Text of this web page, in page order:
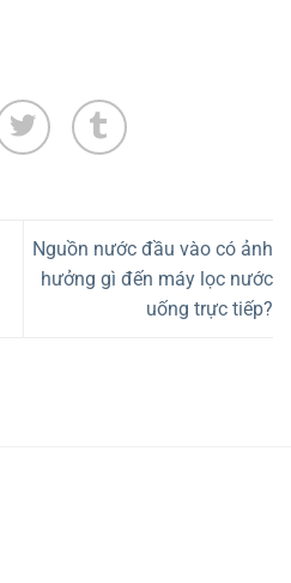
Nguồn nước đầu vào có ảnh
hưởng gì đến máy lọc nước
uống trực tiếp?